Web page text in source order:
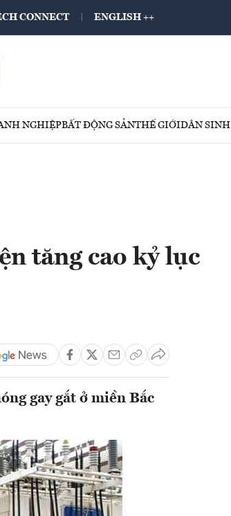
CONNECT ENGLISH ++
NGHIỆPBẤT ĐỘNG SẢNTHẾ GIỚIDÂN SINH
tăng cao kỷ lục
gay gắt ở miền Bắc